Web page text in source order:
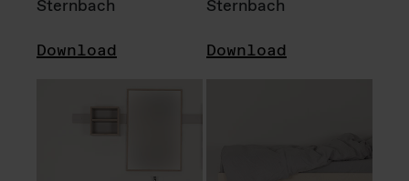
Sternbach
Download
Sternbach
Download